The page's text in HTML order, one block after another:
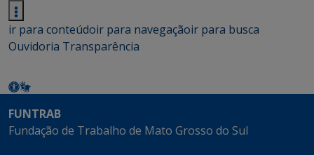
ir para conteúdoir para navegaçãoir para busca
Ouvidoria Transparência
FUNTRAB
Fundação de Trabalho de Mato Grosso do Sul